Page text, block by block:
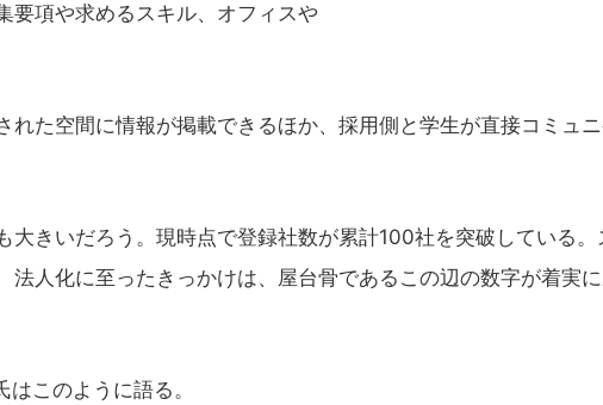
項や求めるスキル、オフィスや
た空間に情報が掲載できるほか、採用側と学生が直接コミュ
きいだろう。現時点で登録社数が累計100社を突破している。
法人化に至ったきっかけは、屋台骨であるこの辺の数字が着実
このように語る。